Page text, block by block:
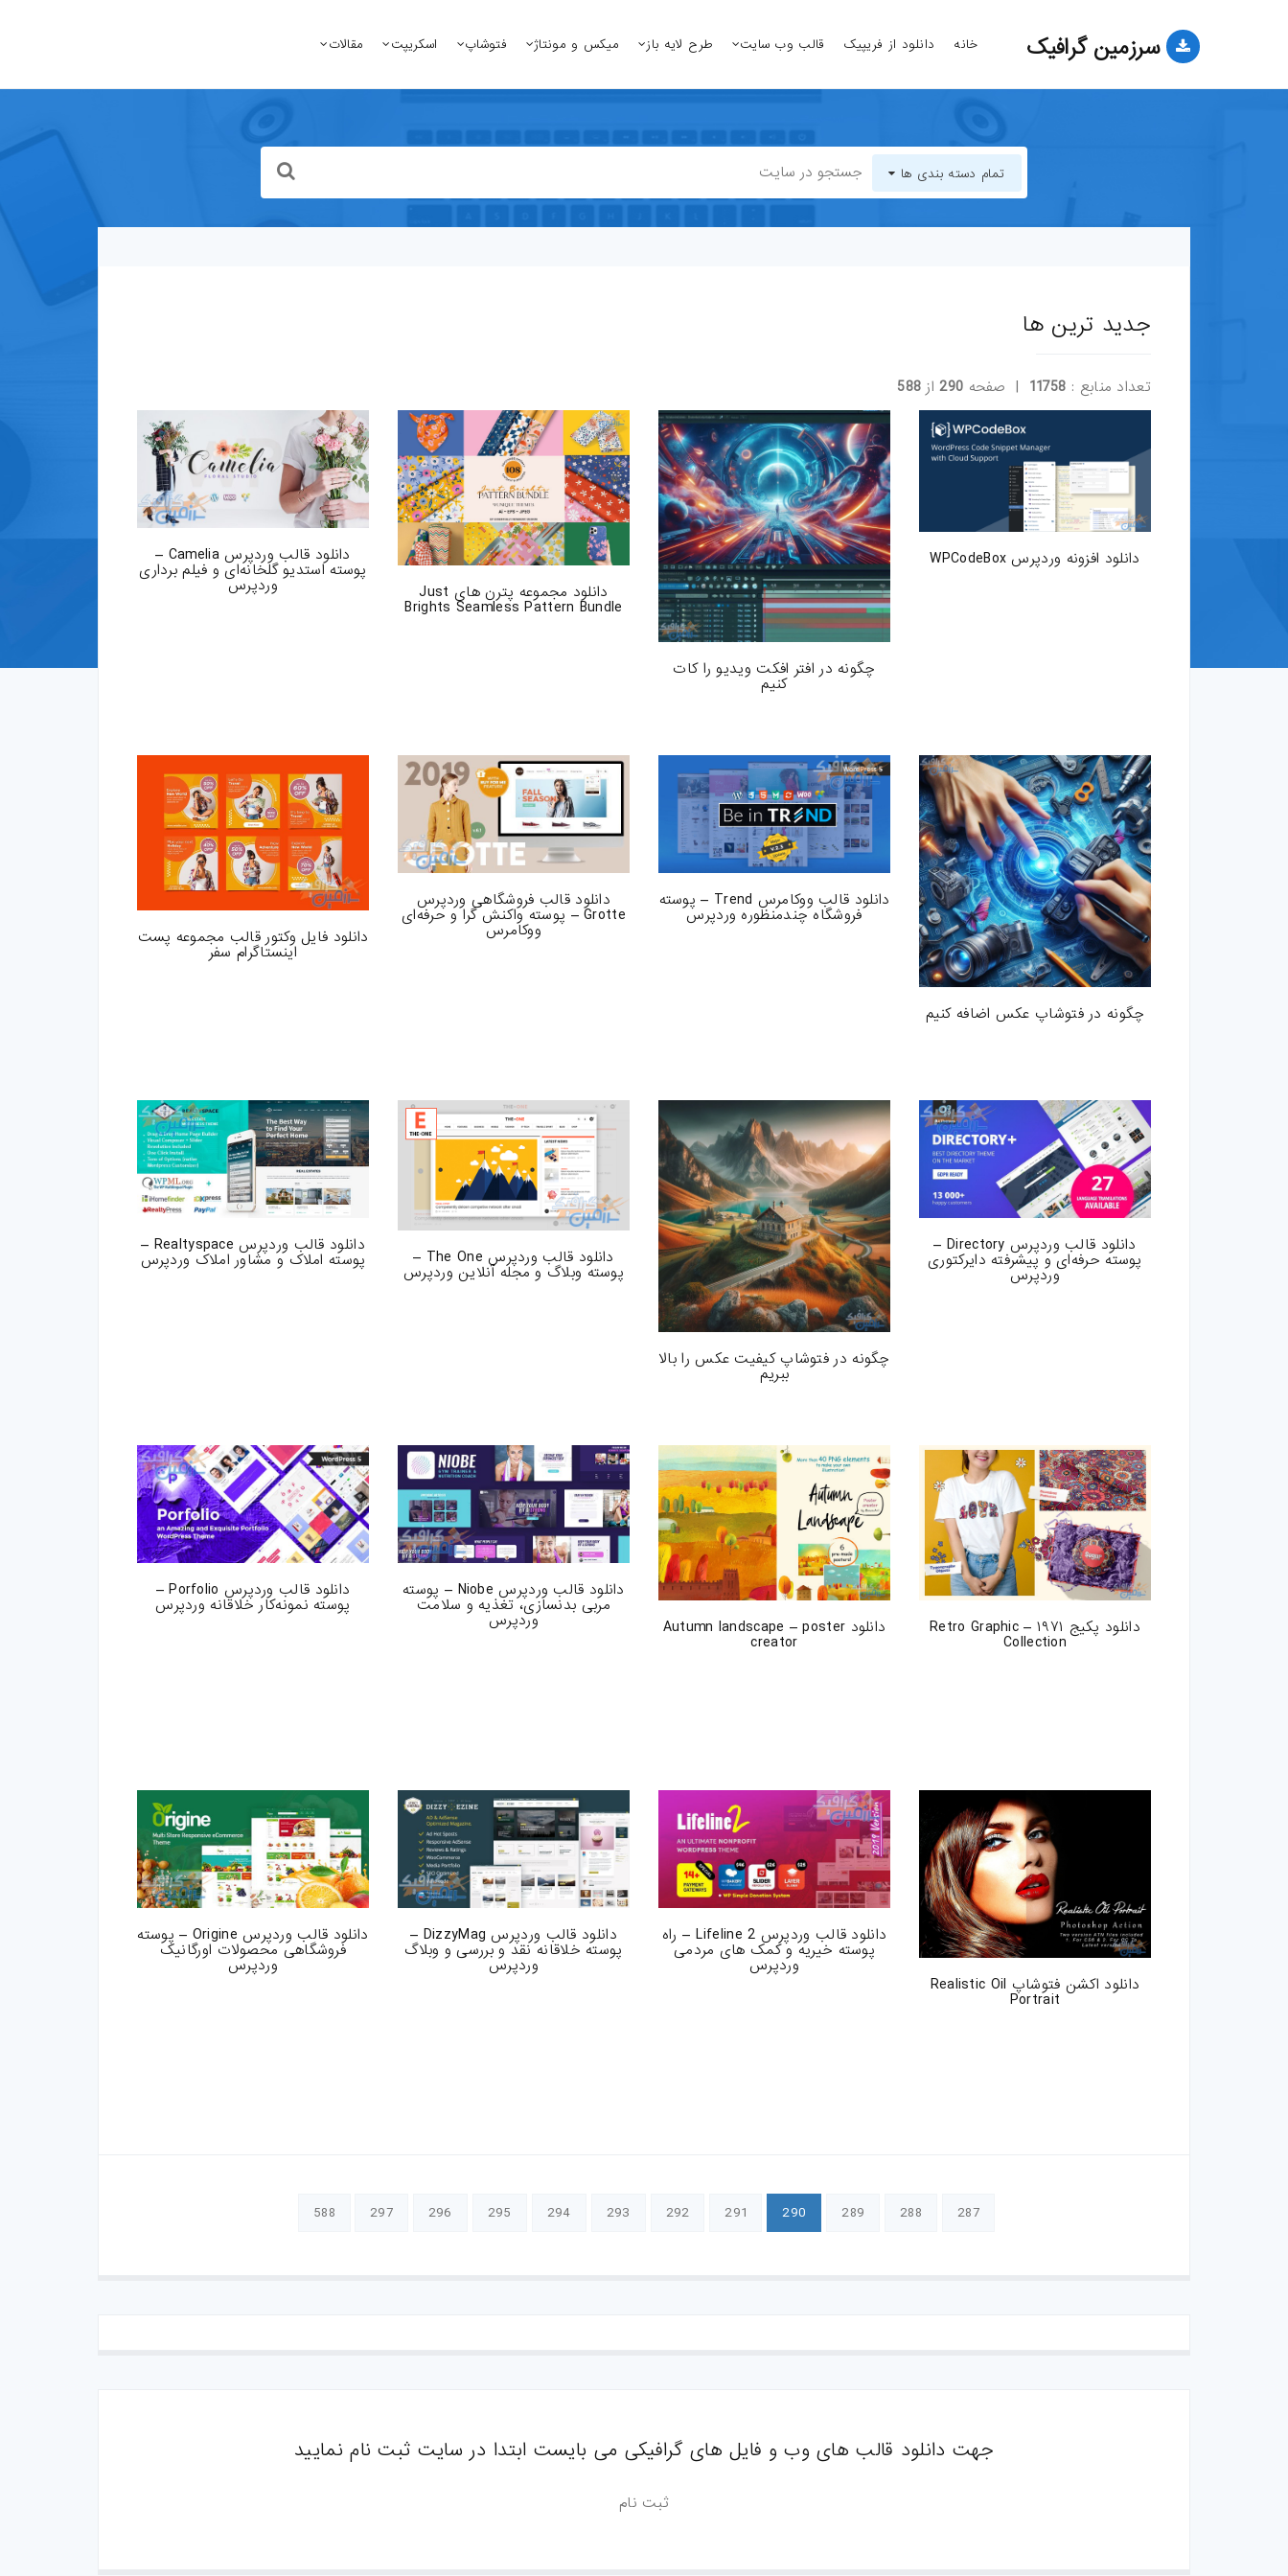
سرزمین گرافیک خانه دانلود از فریپیک قالب وب سایت طرح لایه باز میکس و مونتاژ فتوشاپ اسکریپت مقالات
تمام دسته بندی ها
قالب-پرستاشاپ
بروشور-و-کاتالوگ
پوستر
کارت-ویزیت
موکاپ
وکتور
قالب-پست-استوری
فوتیج
پروژه-افتر-افکت
استایل-فتوشاپ
پریست-لایتروم
اسکریپت
اسکریپت-php
ترفند-افترافکت
ترفند-پریمیر
ترفند-ایلوستریتور
جدید ترین ها
تعداد منابع : 11758 | صفحه 290از 588
دانلود افزونه وردپرس WPCodeBox
چگونه در افتر افکت ویدیو را کات
کنیم
دانلود مجموعه پترن های Just
Brights Seamless Pattern Bundle
دانلود قالب وردپرس Camelia –
پوسته استدیو گلخانه‌ای و فیلم برداری
وردپرس
چگونه در فتوشاپ عکس اضافه کنیم
دانلود قالب ووکامرس Trend – پوسته
فروشگاه چندمنظوره وردپرس
دانلود قالب فروشگاهی وردپرس
Grotte – پوسته واکنش گرا و حرفه‌ای
ووکامرس دانلود فایل وکتور قالب مجموعه پست
اینستاگرام سفر
دانلود قالب وردپرس Directory –
پوسته حرفه‌ای و پیشرفته دایرکتوری
وردپرس
چگونه در فتوشاپ کیفیت عکس را بالا
ببریم
دانلود قالب وردپرس The One –
پوسته وبلاگ و مجله آنلاین وردپرس
دانلود قالب وردپرس Realtyspace –
پوسته املاک و مشاور املاک وردپرس
دانلود پکیج ۱۹۷۱ – Retro Graphic
Collection
دانلود Autumn landscape – poster
creator
دانلود قالب وردپرس Niobe – پوسته
مربی بدنسازی، تغذیه و سلامت
وردپرس
دانلود قالب وردپرس Porfolio –
پوسته نمونه‌کار خلاقانه وردپرس
دانلود اکشن فتوشاپ Realistic Oil
Portrait
دانلود قالب وردپرس Lifeline 2 – راه
پوسته خیریه و کمک های مردمی
وردپرس
دانلود قالب وردپرس DizzyMag –
پوسته خلاقانه نقد و بررسی و وبلاگ
وردپرس
دانلود قالب وردپرس Origine – پوسته
فروشگاهی محصولات اورگانیک
وردپرس
287
288
289
290
291
292
293
294
295
296
297
588
جهت دانلود قالب های وب و فایل های گرافیکی می بایست ابتدا در سایت ثبت نام نمایید
ثبت نام